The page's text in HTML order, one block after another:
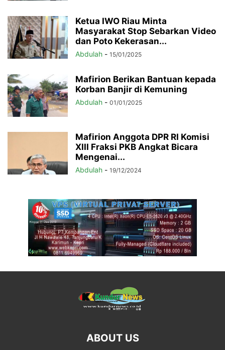
Ketua IWO Riau Minta
Masyarakat Stop Sebarkan Video
dan Poto Kekerasan...
Abdulah - 15/01/2025
Mafirion Berikan Bantuan kepada
Korban Banjir di Kemuning
Abdulah - 01/01/2025
Mafirion Anggota DPR RI Komisi
XIII Fraksi PKB Angkat Bicara
Mengenai...
Abdulah - 19/12/2024
ABOUT US